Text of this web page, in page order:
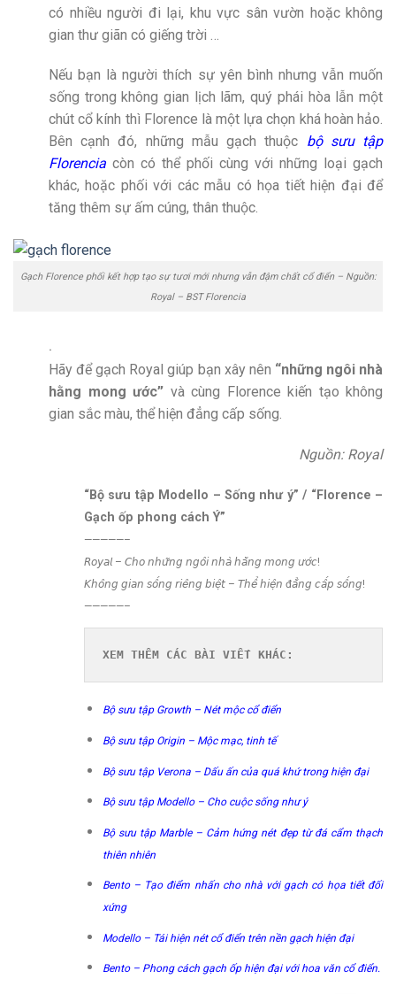
có nhiều người đi lại, khu vực sân vườn hoặc không
gian thư giãn có giếng trời …
Nếu bạn là người thích sự yên bình nhưng vẫn muốn
sống trong không gian lịch lãm, quý phái hòa lẫn một
chút cổ kính thì Florence là một lựa chọn khá hoàn hảo.
Bên cạnh đó, những mẫu gạch thuộc bộ sưu tập
Florencia còn có thể phối cùng với những loại gạch
khác, hoặc phối với các mẫu có họa tiết hiện đại để
tăng thêm sự ấm cúng, thân thuộc.
Gạch Florence phối kết hợp tạo sự tươi mới nhưng vẫn đậm chất cổ điển – Nguồn:
Royal – BST Florencia
.
Hãy để gạch Royal giúp bạn xây nên “những ngôi nhà
hằng mong ước” và cùng Florence kiến tạo không
gian sắc màu, thể hiện đẳng cấp sống.
Nguồn: Royal
“Bộ sưu tập Modello – Sống như ý” / “Florence –
Gạch ốp phong cách Ý”
—————–
𝘙𝘰𝘺𝘢𝘭 – 𝘊𝘩𝘰 𝘯𝘩𝘶̛̃𝘯𝘨 𝘯𝘨𝘰̂𝘪 𝘯𝘩𝘢̀ 𝘩𝘢̆̀𝘯𝘨 𝘮𝘰𝘯𝘨 𝘶̛𝘰̛́𝘤!
𝘒𝘩𝘰̂𝘯𝘨 𝘨𝘪𝘢𝘯 𝘴𝘰̂́𝘯𝘨 𝘳𝘪𝘦̂𝘯𝘨 𝘣𝘪𝘦̣̂𝘵 – 𝘛𝘩𝘦̂̉ 𝘩𝘪𝘦̣̂𝘯 đ𝘢̆̉𝘯𝘨 𝘤𝘢̂́𝘱 𝘴𝘰̂́𝘯𝘨!
—————–
XEM THÊM CÁC BÀI VIẾT KHÁC:
Bộ sưu tập Growth – Nét mộc cổ điển
Bộ sưu tập Origin – Mộc mạc, tinh tế
Bộ sưu tập Verona – Dấu ấn của quá khứ trong hiện đại
Bộ sưu tập Modello – Cho cuộc sống như ý
Bộ sưu tập Marble – Cảm hứng nét đẹp từ đá cẩm thạch
thiên nhiên
Bento – Tạo điểm nhấn cho nhà với gạch có họa tiết đối
xứng
Modello – Tái hiện nét cổ điển trên nền gạch hiện đại
Bento – Phong cách gạch ốp hiện đại với hoa văn cổ điển.